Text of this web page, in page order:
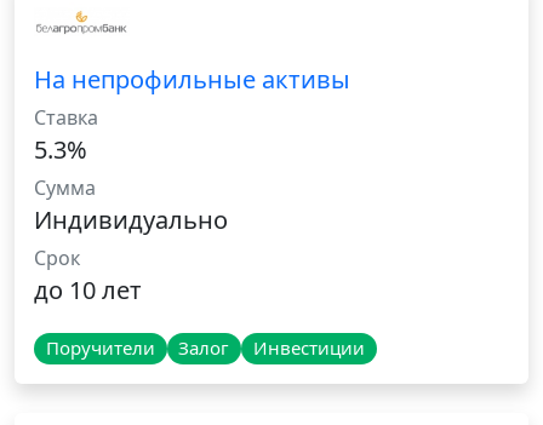
На непрофильные активы
Ставка
5.3%
Сумма
Индивидуально
Срок
до 10 лет
Поручители Залог Инвестиции